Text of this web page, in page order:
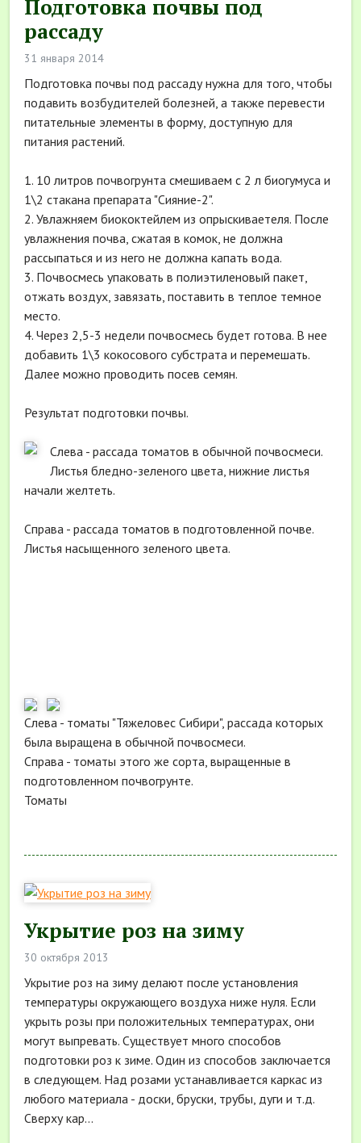
Подготовка почвы под
рассаду
31 января 2014
Подготовка почвы под рассаду нужна для того, чтобы
подавить возбудителей болезней, а также перевести
питательные элементы в форму, доступную для
питания растений.
1. 10 литров почвогрунта смешиваем с 2 л биогумуса и
1\2 стакана препарата "Сияние-2".
2. Увлажняем биококтейлем из опрыскиваетеля. После
увлажнения почва, сжатая в комок, не должна
рассыпаться и из него не должна капать вода.
3. Почвосмесь упаковать в полиэтиленовый пакет,
отжать воздух, завязать, поставить в теплое темное
место.
4. Через 2,5-3 недели почвосмесь будет готова. В нее
добавить 1\3 кокосового субстрата и перемешать.
Далее можно проводить посев семян.
Результат подготовки почвы.
Слева - рассада томатов в обычной почвосмеси.
Листья бледно-зеленого цвета, нижние листья
начали желтеть.
Справа - рассада томатов в подготовленной почве.
Листья насыщенного зеленого цвета.
Слева - томаты "Тяжеловес Сибири", рассада которых
была выращена в обычной почвосмеси.
Справа - томаты этого же сорта, выращенные в
подготовленном почвогрунте.
Томаты
Укрытие роз на зиму
30 октября 2013
Укрытие роз на зиму делают после установления
температуры окружающего воздуха ниже нуля. Если
укрыть розы при положительных температурах, они
могут выпревать. Существует много способов
подготовки роз к зиме. Один из способов заключается
в следующем. Над розами устанавливается каркас из
любого материала - доски, бруски, трубы, дуги и т.д.
Сверху кар...